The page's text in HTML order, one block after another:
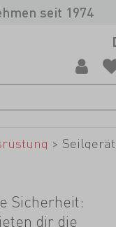
seit 1974
>
Sicherheit:
dir die